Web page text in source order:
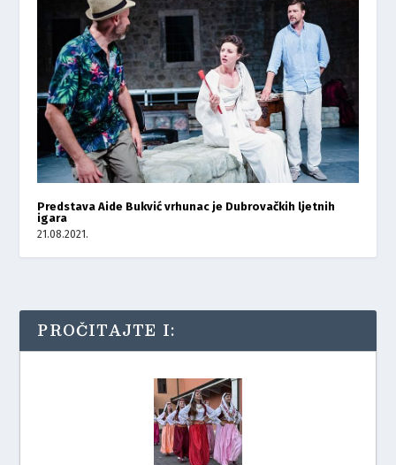
Predstava Aide Bukvić vrhunac je Dubrovačkih ljetnih
igara
21.08.2021.
PROČITAJTE I: